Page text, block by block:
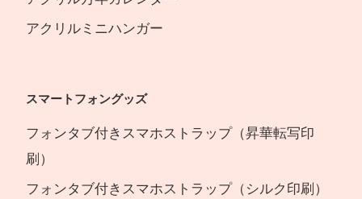
アクリルミニハンガー
スマートフォングッズ
フォンタブ付きスマホストラップ（昇華転写印
刷）
フォンタブ付きスマホストラップ（シルク印刷）